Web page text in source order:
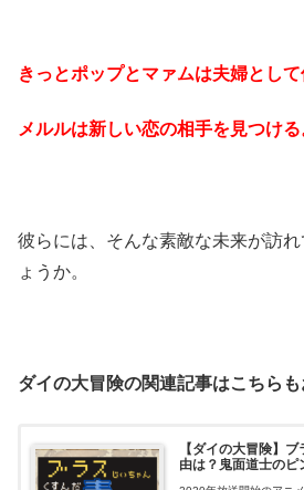
きっとポップとマァムは夫婦として
メルルは新しい恋の相手を見つける
彼らには、そんな素敵な未来が訪
ょうか。
ダイの大冒険の関連記事はこちら
【ダイの大冒険】
由は？鬼面道士のピ